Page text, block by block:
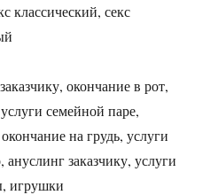
классический, секс
окончание в рот,
семейной паре,
на грудь, услуги
заказчику, услуги
игрушки